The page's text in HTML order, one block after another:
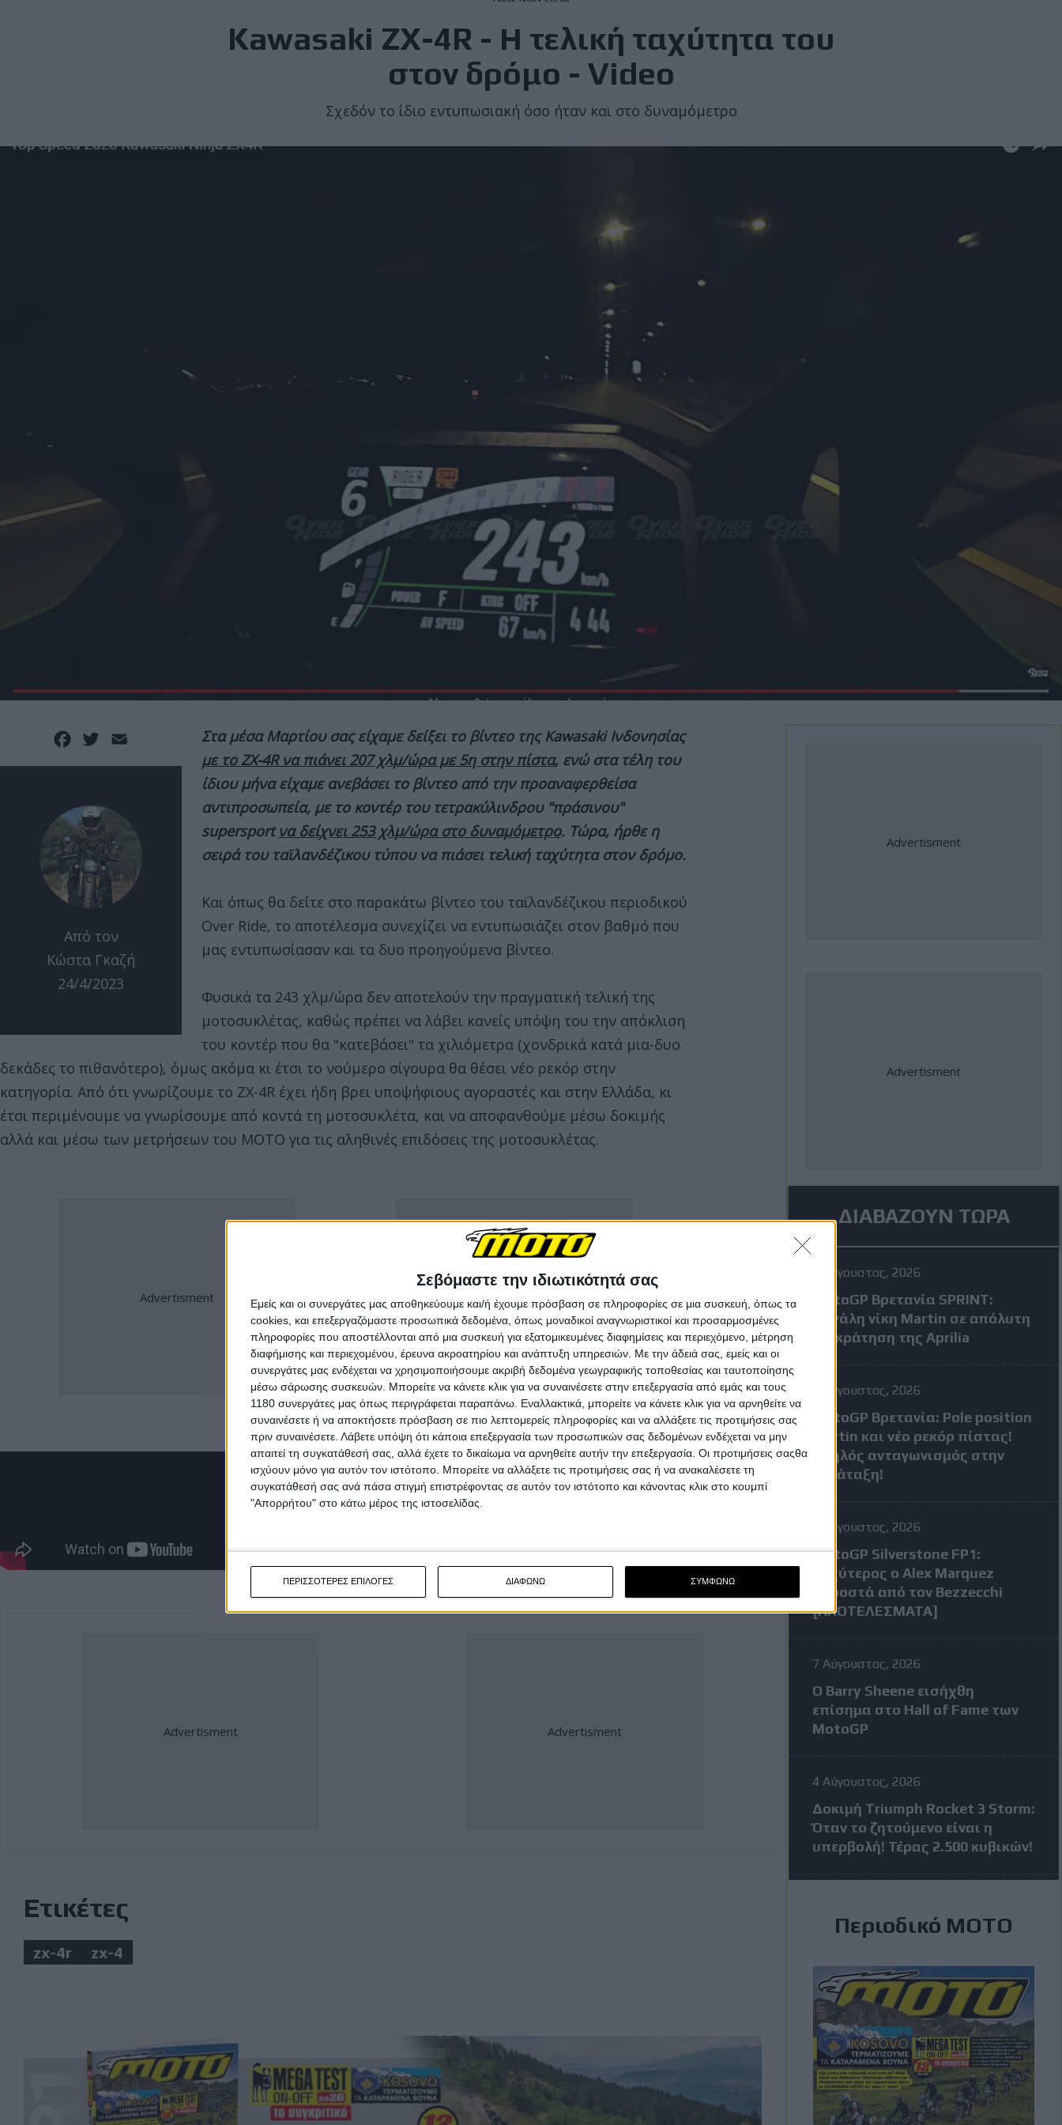
Σεβόμαστε την ιδιωτικότητά σας
Εμείς και οι συνεργάτες μας αποθηκεύουμε και/ή έχουμε πρόσβαση σε πληροφορίες σε μια συσκευή, όπως τα
cookies, και επεξεργαζόμαστε προσωπικά δεδομένα, όπως μοναδικοί αναγνωριστικοί και προσαρμοσμένες
πληροφορίες που αποστέλλονται από μια συσκευή για εξατομικευμένες διαφημίσεις και περιεχόμενο, μέτρηση
διαφήμισης και περιεχομένου, έρευνα ακροατηρίου και ανάπτυξη υπηρεσιών. Με την άδειά σας, εμείς και οι
συνεργάτες μας ενδέχεται να χρησιμοποιήσουμε ακριβή δεδομένα γεωγραφικής τοποθεσίας και ταυτοποίησης
μέσω σάρωσης συσκευών. Μπορείτε να κάνετε κλικ για να συναινέσετε στην επεξεργασία από εμάς και τους
1180 συνεργάτες μας όπως περιγράφεται παραπάνω. Εναλλακτικά, μπορείτε να κάνετε κλικ για να αρνηθείτε να
συναινέσετε ή να αποκτήσετε πρόσβαση σε πιο λεπτομερείς πληροφορίες και να αλλάξετε τις προτιμήσεις σας
πριν συναινέσετε. Λάβετε υπόψη ότι κάποια επεξεργασία των προσωπικών σας δεδομένων ενδέχεται να μην
απαιτεί τη συγκατάθεσή σας, αλλά έχετε το δικαίωμα να αρνηθείτε αυτήν την επεξεργασία. Οι προτιμήσεις σαςθα
ισχύουν μόνο για αυτόν τον ιστότοπο. Μπορείτε να αλλάξετε τις προτιμήσεις σας ή να ανακαλέσετε τη
συγκατάθεσή σας ανά πάσα στιγμή επιστρέφοντας σε αυτόν τον ιστότοπο και κάνοντας κλικ στο κουμπί
"Απορρήτου" στο κάτω μέρος της ιστοσελίδας.
ΠΕΡΙΣΣΟΤΕΡΕΣ ΕΠΙΛΟΓΕΣ ΔΙΑΦΩΝΩ ΣΥΜΦΩΝΩ
Kawasaki ZX-4R - Η τελική ταχύτητα του
στον δρόμο - Video
Σχεδόν το ίδιο εντυπωσιακή όσο ήταν και στο δυναμόμετρο
Facebook
Twitter
Από τον
Κώστα Γκαζή
24/4/2023
Στα μέσα Μαρτίου σας είχαμε δείξει το βίντεο της Kawasaki Ινδονησίας
με το ZX-4R να πιάνει 207 χλμ/ώρα με 5η στην πίστα, ενώ στα τέλη του
ίδιου μήνα είχαμε ανεβάσει το βίντεο από την προαναφερθείσα
αντιπροσωπεία, με το κοντέρ του τετρακύλινδρου "πράσινου"
supersportνα δείχνει 253 χλμ/ώρα στο δυναμόμετρο. Τώρα, ήρθε η
σειρά του ταϊλανδέζικου τύπου να πιάσει τελική ταχύτητα στον δρόμο.
Και όπως θα δείτε στο παρακάτω βίντεο του ταϊλανδέζικου περιοδικού
Over Ride, το αποτέλεσμα συνεχίζει να εντυπωσιάζει στον βαθμό που
μας εντυπωσίασαν και τα δυο προηγούμενα βίντεο.
Φυσικά τα 243 χλμ/ώρα δεν αποτελούν την πραγματική τελική της
μοτοσυκλέτας, καθώς πρέπει να λάβει κανείς υπόψη του την απόκλιση
του κοντέρ που θα "κατεβάσει" τα χιλιόμετρα (χονδρικά κατά μια-δυο
δεκάδες το πιθανότερο), όμως ακόμα κι έτσι το νούμερο σίγουρα θα θέσει νέο ρεκόρ στην
κατηγορία. Από ότι γνωρίζουμε το ZX-4R έχει ήδη βρει υποψήφιους αγοραστές και στην Ελλάδα, κι
έτσι περιμένουμε να γνωρίσουμε από κοντά τη μοτοσυκλέτα, και να αποφανθούμε μέσω δοκιμής
αλλά και μέσω των μετρήσεων του ΜΟΤΟ για τις αληθινές επιδόσεις της μοτοσυκλέτας.
Ετικέτες
zx-4r zx-4
ΔΙΑΒΑΖΟΥΝ ΤΩΡΑ
8 Αύγουστος, 2026
MotoGP Βρετανία SPRINT:
Μεγάλη νίκη Martin σε απόλυτη
επικράτηση της Aprilia
8 Αύγουστος, 2026
MotoGP Βρετανία: Pole position
Martin και νέο ρεκόρ πίστας!
Υψηλός ανταγωνισμός στην
κατάταξη!
7 Αύγουστος, 2026
MotoGP Silverstone FP1:
Ταχύτερος ο Alex Marquez
μπροστά από τον Bezzecchi
[ΑΠΟΤΕΛΕΣΜΑΤΑ]
7 Αύγουστος, 2026
Ο Barry Sheene εισήχθη
επίσημα στο Hall of Fame των
MotoGP
4 Αύγουστος, 2026
Δοκιμή Triumph Rocket 3 Storm:
Όταν το ζητούμενο είναι η
υπερβολή! Τέρας 2.500 κυβικών!
MotoGP: Πέντε αναβάτες σε
το Grand Prix της Βρετανίας
3 Αύγουστος, 2026
MXGP Βέλγιο: Κέρδισε ο Jeffrey
Herlings και πάει ολοταχώς για
τίτλο
Περιοδικό ΜΟΤΟ